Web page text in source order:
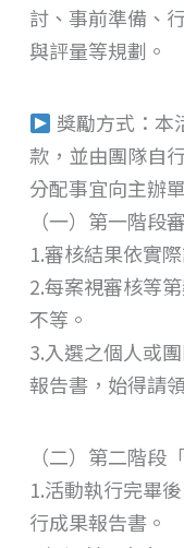
討、事前準備、
與評量等規劃。
獎勵方式：本
款，並由團隊自
分配事宜向主辦
（一）第一階段
1.審核結果依實
2.每案視審核等
不等。
3.入選之個人或
報告書，始得請
（二）第二階段
1.活動執行完畢
行成果報告書。